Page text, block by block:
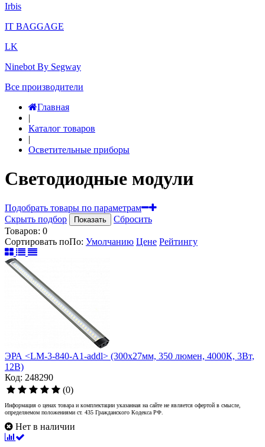
Irbis
IT BAGGAGE
LK
Ninebot By Segway
Все производители
Главная
|
Каталог товаров
|
Осветительные приборы
Светодиодные модули
Подобрать товары по параметрам
Скрыть подбор
Показать
Сбросить
Товаров: 0
Сортировать поПо: Умолчанию Цене Рейтингу
ЭРА <LM-3-840-A1-addl> (300x27мм, 350 люмен, 4000К, 3Вт,
12В)
Код: 248290
(0)
Информация о ценах товара и комплектации указанная на сайте не является офертой в смысле,
определяемом положениями ст. 435 Гражданского Кодекса РФ.
Нет в наличии